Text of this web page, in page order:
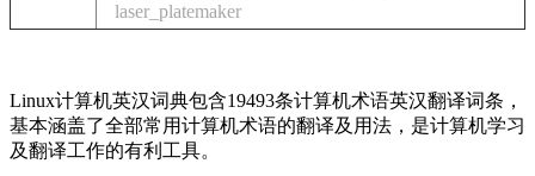
laser_platemaker
Linux计算机英汉词典包含19493条计算机术语英汉翻译词条，
基本涵盖了全部常用计算机术语的翻译及用法，是计算机学习
及翻译工作的有利工具。